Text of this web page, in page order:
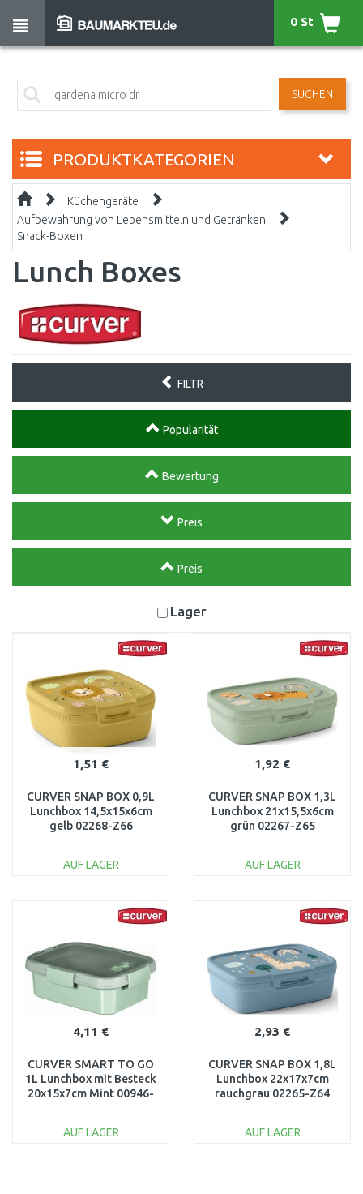
SUCHEN
0 St
PRODUKTKATEGORIEN
Küchengeräte
Aufbewahrung von Lebensmitteln und Getränken
Snack-Boxen
Lunch Boxes
FILTR
Popularität
Bewertung
Preis
Preis
Lager
1,51 €
CURVER SNAP BOX 0,9L
Lunchbox 14,5x15x6cm
gelb 02268-Z66
AUF LAGER
1,92 €
CURVER SNAP BOX 1,3L
Lunchbox 21x15,5x6cm
grün 02267-Z65
AUF LAGER
4,11 €
CURVER SMART TO GO
1L Lunchbox mit Besteck
20x15x7cm Mint 00946-
AUF LAGER
2,93 €
CURVER SNAP BOX 1,8L
Lunchbox 22x17x7cm
rauchgrau 02265-Z64
AUF LAGER